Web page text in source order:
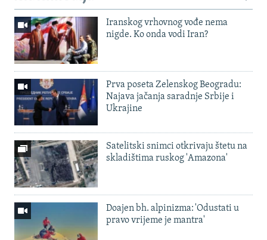
Iranskog vrhovnog vođe nema
nigde. Ko onda vodi Iran?
Prva poseta Zelenskog Beogradu:
Najava jačanja saradnje Srbije i
Ukrajine
Satelitski snimci otkrivaju štetu na
skladištima ruskog 'Amazona'
Doajen bh. alpinizma: 'Odustati u
pravo vrijeme je mantra'